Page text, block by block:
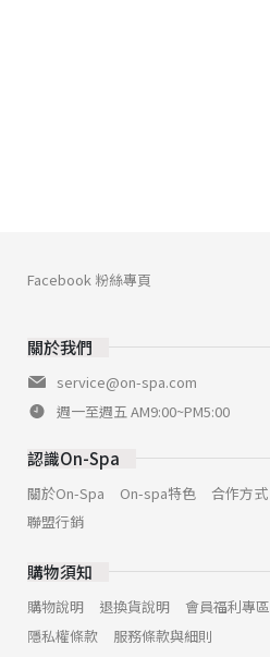
關於我們
service@on-spa.com
週一至週五 AM9:00~PM5:00
認識On-Spa
關於On-Spa On-spa特色 合作方式
聯盟行銷
購物須知
購物說明 退換貨說明 會員福利專區
隱私權條款
服務條款與細則
Facebook 粉絲專頁